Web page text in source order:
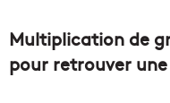
Multiplication de
pour retrouver